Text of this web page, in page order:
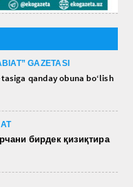
GAZETASI
qanday obuna bo‘lish
бирдек қизиқтира